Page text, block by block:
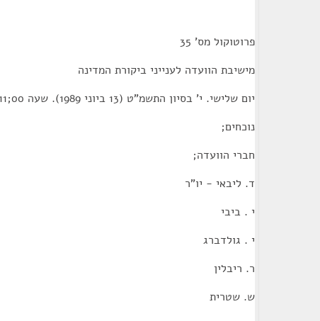
פרוטוקול מס' 35
מישיבת הוועדה לענייני ביקורת המדינה
יום שלישי. י' בסיון התשמ"ט (13 ביוני 1989). שעה 00;11
נוכחים;
חברי הוועדה;
ד. ליבאי - יו"ר
י . ביבי
י . גולדברג
ר. ריבלין
ש. שטרית